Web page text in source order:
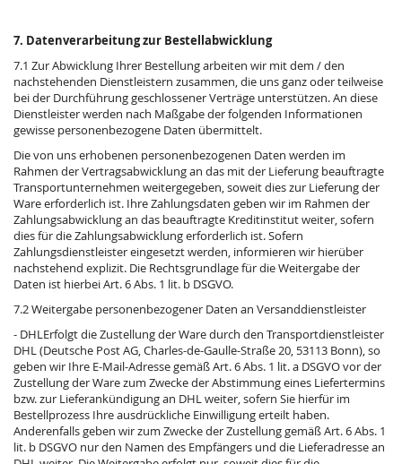
7. Datenverarbeitung zur Bestellabwicklung
7.1 Zur Abwicklung Ihrer Bestellung arbeiten wir mit dem / den
nachstehenden Dienstleistern zusammen, die uns ganz oder teilweise
bei der Durchführung geschlossener Verträge unterstützen. An diese
Dienstleister werden nach Maßgabe der folgenden Informationen
gewisse personenbezogene Daten übermittelt.
Die von uns erhobenen personenbezogenen Daten werden im
Rahmen der Vertragsabwicklung an das mit der Lieferung beauftragte
Transportunternehmen weitergegeben, soweit dies zur Lieferung der
Ware erforderlich ist. Ihre Zahlungsdaten geben wir im Rahmen der
Zahlungsabwicklung an das beauftragte Kreditinstitut weiter, sofern
dies für die Zahlungsabwicklung erforderlich ist. Sofern
Zahlungsdienstleister eingesetzt werden, informieren wir hierüber
nachstehend explizit. Die Rechtsgrundlage für die Weitergabe der
Daten ist hierbei Art. 6 Abs. 1 lit. b DSGVO.
7.2 Weitergabe personenbezogener Daten an Versanddienstleister
- DHLErfolgt die Zustellung der Ware durch den Transportdienstleister
DHL (Deutsche Post AG, Charles-de-Gaulle-Straße 20, 53113 Bonn), so
geben wir Ihre E-Mail-Adresse gemäß Art. 6 Abs. 1 lit. a DSGVO vor der
Zustellung der Ware zum Zwecke der Abstimmung eines Liefertermins
bzw. zur Lieferankündigung an DHL weiter, sofern Sie hierfür im
Bestellprozess Ihre ausdrückliche Einwilligung erteilt haben.
Anderenfalls geben wir zum Zwecke der Zustellung gemäß Art. 6 Abs. 1
lit. b DSGVO nur den Namen des Empfängers und die Lieferadresse an